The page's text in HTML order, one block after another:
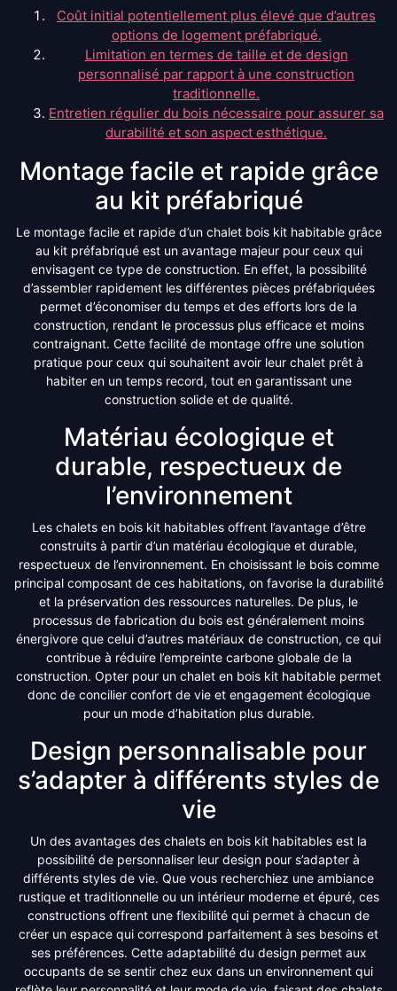
Coût initial potentiellement plus élevé que d’autres
options de logement préfabriqué.
Limitation en termes de taille et de design
personnalisé par rapport à une construction
traditionnelle.
Entretien régulier du bois nécessaire pour assurer sa
durabilité et son aspect esthétique.
Montage facile et rapide grâce
au kit préfabriqué
Le montage facile et rapide d’un chalet bois kit habitable grâce
au kit préfabriqué est un avantage majeur pour ceux qui
envisagent ce type de construction. En effet, la possibilité
d’assembler rapidement les différentes pièces préfabriquées
permet d’économiser du temps et des efforts lors de la
construction, rendant le processus plus efficace et moins
contraignant. Cette facilité de montage offre une solution
pratique pour ceux qui souhaitent avoir leur chalet prêt à
habiter en un temps record, tout en garantissant une
construction solide et de qualité.
Matériau écologique et
durable, respectueux de
l’environnement
Les chalets en bois kit habitables offrent l’avantage d’être
construits à partir d’un matériau écologique et durable,
respectueux de l’environnement. En choisissant le bois comme
principal composant de ces habitations, on favorise la durabilité
et la préservation des ressources naturelles. De plus, le
processus de fabrication du bois est généralement moins
énergivore que celui d’autres matériaux de construction, ce qui
contribue à réduire l’empreinte carbone globale de la
construction. Opter pour un chalet en bois kit habitable permet
donc de concilier confort de vie et engagement écologique
pour un mode d’habitation plus durable.
Design personnalisable pour
s’adapter à différents styles de
vie
Un des avantages des chalets en bois kit habitables est la
possibilité de personnaliser leur design pour s’adapter à
différents styles de vie. Que vous recherchiez une ambiance
rustique et traditionnelle ou un intérieur moderne et épuré, ces
constructions offrent une flexibilité qui permet à chacun de
créer un espace qui correspond parfaitement à ses besoins et
ses préférences. Cette adaptabilité du design permet aux
occupants de se sentir chez eux dans un environnement qui